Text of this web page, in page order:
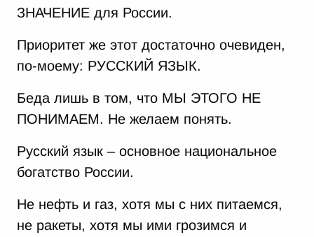
ЗНАЧЕНИЕ для России.
Приоритет же этот достаточно очевиден,
по-моему: РУССКИЙ ЯЗЫК.
Беда лишь в том, что МЫ ЭТОГО НЕ
ПОНИМАЕМ. Не желаем понять.
Русский язык – основное национальное
богатство России.
Не нефть и газ, хотя мы с них питаемся,
не ракеты, хотя мы ими грозимся и